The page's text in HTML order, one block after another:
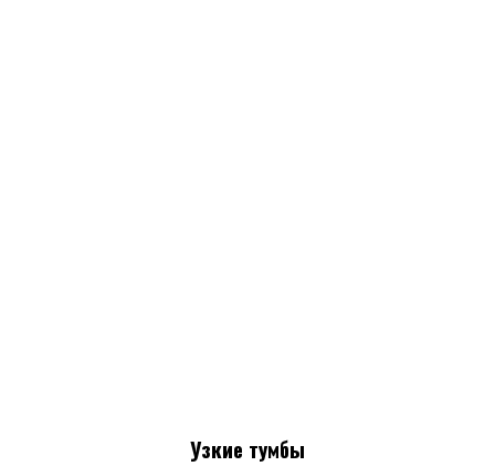
Узкие тумбы